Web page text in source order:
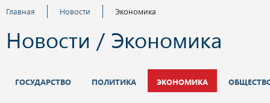
Главная Новости Экономика
Новости / Экономика
ГОСУДАРСТВО ПОЛИТИКА ЭКОНОМИКА